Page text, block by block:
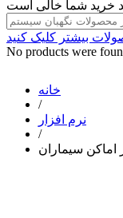
No products were
خانه
/
نرم افزار
/
اماکن سیماران